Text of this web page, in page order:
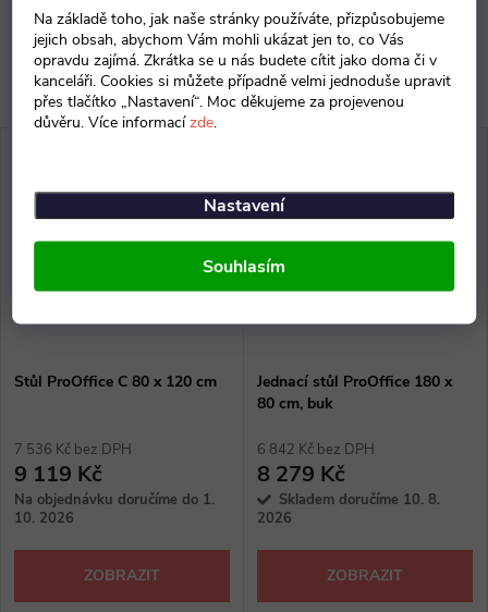
Na základě toho, jak naše stránky používáte, přizpůsobujeme
jejich obsah, abychom Vám mohli ukázat jen to, co Vás
opravdu zajímá. Zkrátka se u nás budete cítit jako doma či v
kanceláři. Cookies si můžete případně velmi jednoduše upravit
přes tlačítko „Nastavení“. Moc děkujeme za projevenou
důvěru. Více informacízde.
Nastavení
Souhlasím
Stůl ProOffice C 80 x 120 cm
7 536 Kč bez DPH
9 119 Kč
Na objednávku doručíme do 1.
10. 2026
ZOBRAZIT
Jednací stůl ProOffice 180 x
80 cm, buk
6 842 Kč bez DPH
8 279 Kč
Skladem doručíme 10. 8.
2026
ZOBRAZIT